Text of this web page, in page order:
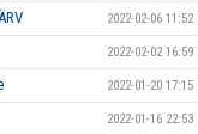
2022-02-06 11:52
2022-02-02 16:59
2022-01-20 17:15
2022-01-16 22:53